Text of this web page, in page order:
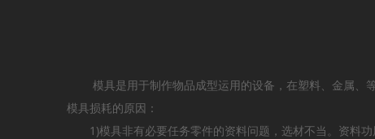
模具是用于制作物品成型运用的设备，在塑料、金属、
模具损耗的原因：
1)模具非有必要任务零件的资料问题，选材不当。资料功